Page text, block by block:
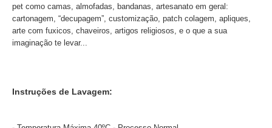
pet como camas, almofadas, bandanas, artesanato em geral:
cartonagem, “decupagem”, customização, patch colagem, apliques,
arte com fuxicos, chaveiros, artigos religiosos, e o que a sua
imaginação te levar...
Instruções de Lavagem: